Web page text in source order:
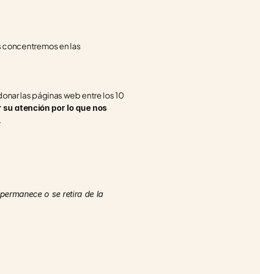
concentremos en las
las páginas web entre los 10
atención por lo que nos
o se retira de la